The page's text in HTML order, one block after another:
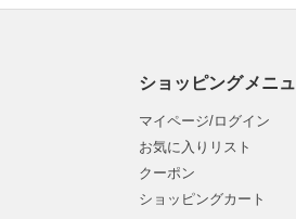
ショッピングメニ
マイページ/ログイン
お気に入りリスト
クーポン
ショッピングカート